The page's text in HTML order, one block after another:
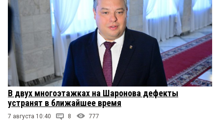
В двух многоэтажках на Шаронова дефекты
устранят в ближайшее время
7 августа 10:40 8 777